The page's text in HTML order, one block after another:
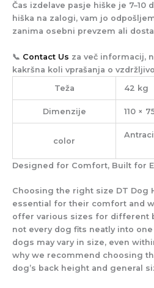
Čas izdelave pasje hiške je 7–10
hiška na zalogi, vam jo
zanima osebni prevzem ali
📞 Contact Us za več informacij,
kakršna koli vprašanja o
Teža
42 kg
Dimenzije 110 ×
color
Designed for Comfort, Built for
Choosing the right size DT Dog
essential for their comfort and
offer various sizes for different
not every dog fits neatly into
dogs may vary in size, even
why we recommend choosing
dog’s back height and general